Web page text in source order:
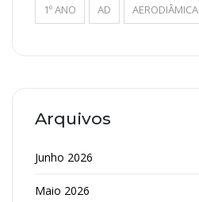
1º ANO AD AERODIÂMICA
Arquivos
Junho 2026
Maio 2026